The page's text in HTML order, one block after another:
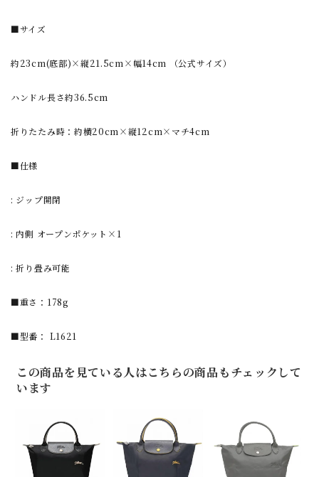
■サイズ
約23cm(底部)×縦21.5cm×幅14cm （公式サイズ）
ハンドル長さ約36.5cm
折りたたみ時：約横20cm×縦12cm×マチ4cm
■仕様
: ジップ開閉
: 内側 オープンポケット×1
: 折り畳み可能
■重さ：178g
■型番： L1621
この商品を見ている人はこちらの商品もチェックして
います